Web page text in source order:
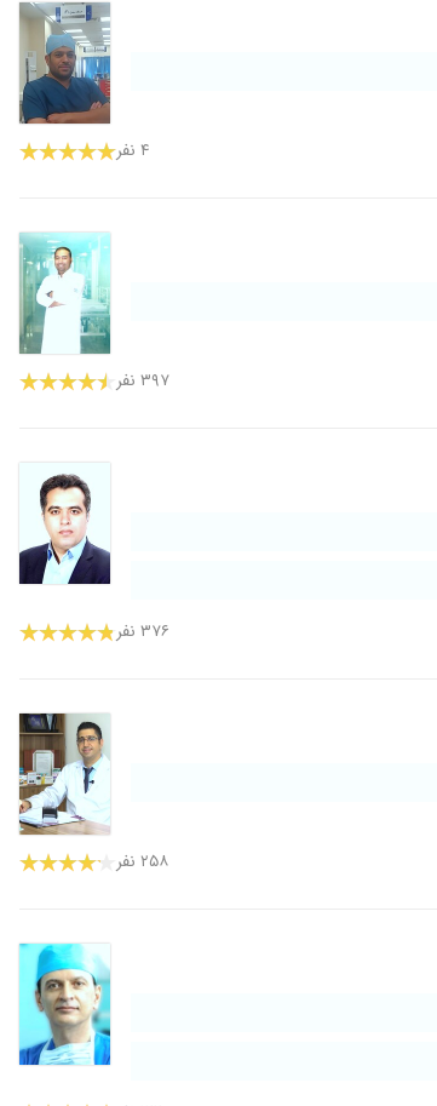
۴ نفر
۳۹۷ نفر
۳۷۶ نفر
۲۵۸ نفر